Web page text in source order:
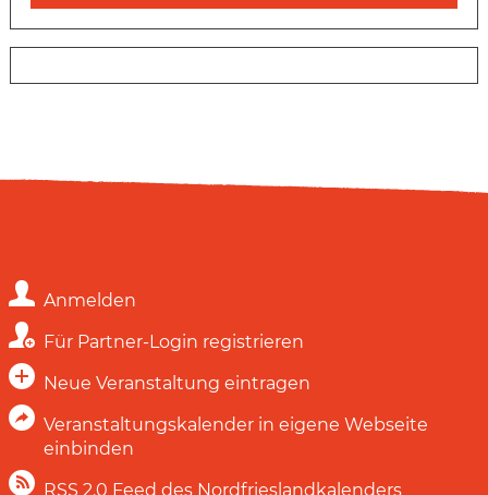
Anmelden
Für Partner-Login registrieren
Neue Veranstaltung eintragen
Veranstaltungskalender in eigene Webseite
einbinden
RSS 2.0 Feed des Nordfrieslandkalenders